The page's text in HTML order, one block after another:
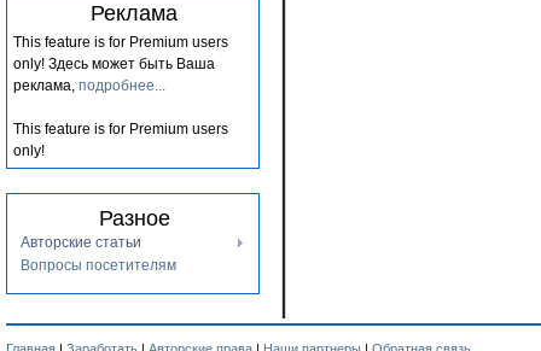
Реклама
This feature is for Premium users
only! Здесь может быть Ваша
реклама, подробнее...
This feature is for Premium users
only!
Разное
Авторские статьи
Вопросы посетителям